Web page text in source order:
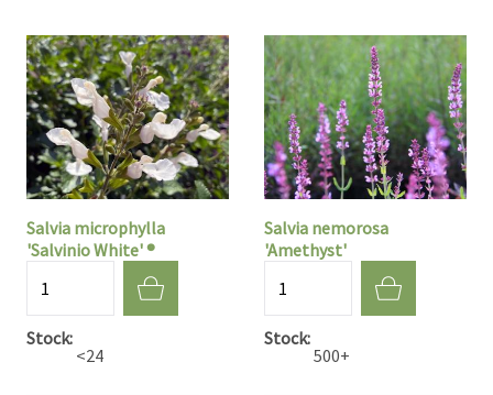
Salvia microphylla
'Salvinio White' ®
Stock
<24
Salvia nemorosa
'Amethyst'
Stock
500+